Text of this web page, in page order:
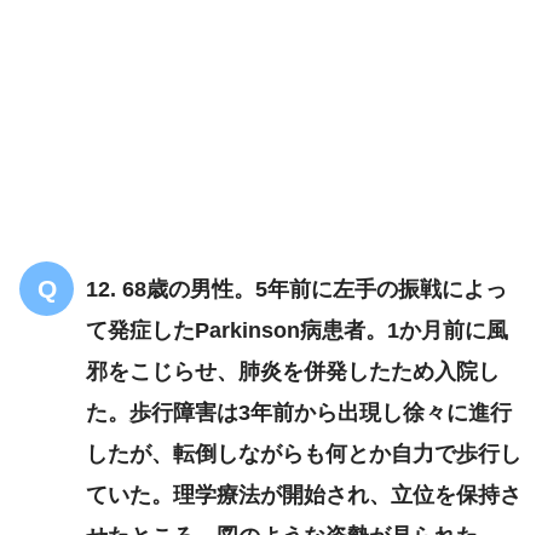
12. 68歳の男性。5年前に左手の振戦によっ
て発症したParkinson病患者。1か月前に風
邪をこじらせ、肺炎を併発したため入院し
た。歩行障害は3年前から出現し徐々に進行
したが、転倒しながらも何とか自力で歩行し
ていた。理学療法が開始され、立位を保持さ